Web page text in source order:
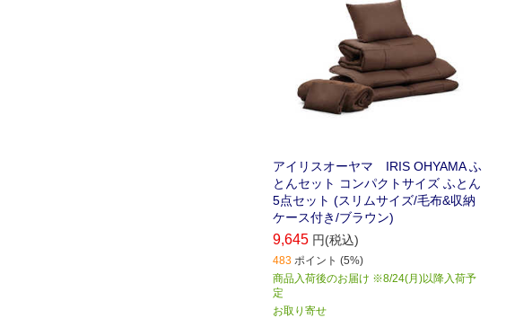
アイリスオーヤマ IRIS OHYAMA ふ
とんセット コンパクトサイズ ふとん
5点セット (スリムサイズ/毛布&収納
ケース付き/ブラウン)
9,645 円(税込)
483 ポイント (5%)
商品入荷後のお届け ※8/24(月)以降入荷予
定
お取り寄せ